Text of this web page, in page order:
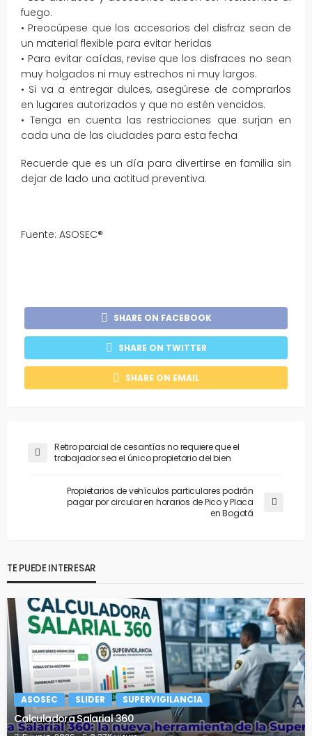
fuego.
• Preocúpese que los accesorios del disfraz sean de
un material flexible para evitar heridas
• Para evitar caídas, revise que los disfraces no sean
muy holgados ni muy estrechos ni muy largos.
• Si va a entregar dulces, asegúrese de comprarlos
en lugares autorizados y que no estén vencidos.
• Tenga en cuenta las restricciones que surjan en
cada una de las ciudades para esta fecha
Recuerde que es un día para divertirse en familia sin
dejar de lado una actitud preventiva.
Fuente: ASOSEC®
SHARE ON FACEBOOK
SHARE ON TWITTER
SHARE ON EMAIL
Retiro parcial de cesantías no requiere que el
trabajador sea el único propietario del bien
Propietarios de vehículos particulares podrán
pagar por circular en horarios de Pico y Placa
en Bogotá
TE PUEDE INTERESAR
ASOSEC SLIDER SUPERVIGILANCIA
Calculadora Salarial 360